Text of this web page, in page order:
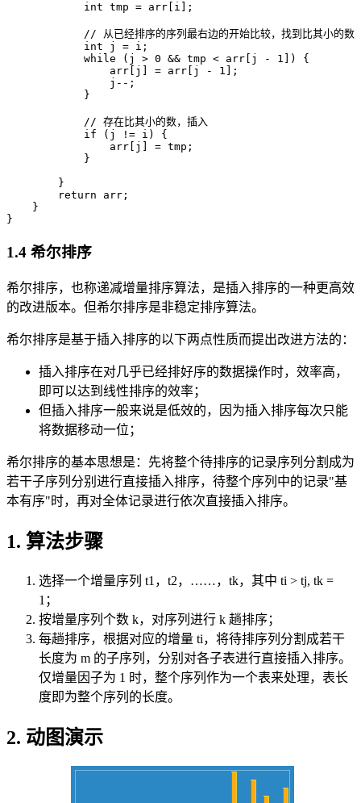
            int tmp = arr[i];
            // 从已经排序的序列最右边的开始比较，找到比其小的数
            int j = i;
            while (j > 0 && tmp < arr[j - 1]) {
                arr[j] = arr[j - 1];
                j--;
            }
            // 存在比其小的数，插入
            if (j != i) {
                arr[j] = tmp;
            }
        }
        return arr;
    }
}
1.4 希尔排序
希尔排序，也称递减增量排序算法，是插入排序的一种更高效
的改进版本。但希尔排序是非稳定排序算法。
希尔排序是基于插入排序的以下两点性质而提出改进方法的：
插入排序在对几乎已经排好序的数据操作时，效率高，
即可以达到线性排序的效率；
但插入排序一般来说是低效的，因为插入排序每次只能
将数据移动一位；
希尔排序的基本思想是：先将整个待排序的记录序列分割成为
若干子序列分别进行直接插入排序，待整个序列中的记录"基
本有序"时，再对全体记录进行依次直接插入排序。
1. 算法步骤
选择一个增量序列 t1，t2，……，tk，其中 ti > tj, tk =
1；
按增量序列个数 k，对序列进行 k 趟排序；
每趟排序，根据对应的增量 ti，将待排序列分割成若干
长度为 m 的子序列，分别对各子表进行直接插入排序。
仅增量因子为 1 时，整个序列作为一个表来处理，表长
度即为整个序列的长度。
2. 动图演示